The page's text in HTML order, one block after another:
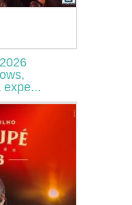
expe...